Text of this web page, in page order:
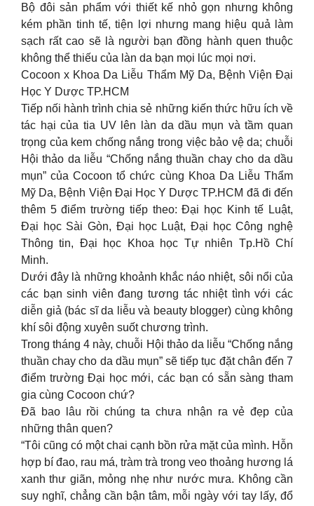
Bộ đôi sản phẩm với thiết kế nhỏ gọn nhưng không
kém phần tinh tế, tiện lợi nhưng mang hiệu quả làm
sạch rất cao sẽ là người bạn đồng hành quen thuộc
không thể thiếu của làn da bạn mọi lúc mọi nơi.
Cocoon x Khoa Da Liễu Thẩm Mỹ Da, Bệnh Viện Đại
Học Y Dược TP.HCM
Tiếp nối hành trình chia sẻ những kiến thức hữu ích về
tác hại của tia UV lên làn da dầu mụn và tầm quan
trọng của kem chống nắng trong việc bảo vệ da; chuỗi
Hội thảo da liễu “Chống nắng thuần chay cho da dầu
mụn” của Cocoon tổ chức cùng Khoa Da Liễu Thẩm
Mỹ Da, Bệnh Viện Đại Học Y Dược TP.HCM đã đi đến
thêm 5 điểm trường tiếp theo: Đại học Kinh tế Luật,
Đại học Sài Gòn, Đại học Luật, Đại học Công nghệ
Thông tin, Đại học Khoa học Tự nhiên Tp.Hồ Chí
Minh.
Dưới đây là những khoảnh khắc náo nhiệt, sôi nổi của
các bạn sinh viên đang tương tác nhiệt tình với các
diễn giả (bác sĩ da liễu và beauty blogger) cùng không
khí sôi động xuyên suốt chương trình.
Trong tháng 4 này, chuỗi Hội thảo da liễu “Chống nắng
thuần chay cho da dầu mụn” sẽ tiếp tục đặt chân đến 7
điểm trường Đại học mới, các bạn có sẵn sàng tham
gia cùng Cocoon chứ?
Đã bao lâu rồi chúng ta chưa nhận ra vẻ đẹp của
những thân quen?
“Tôi cũng có một chai cạnh bồn rửa mặt của mình. Hỗn
hợp bí đao, rau má, tràm trà trong veo thoảng hương lá
xanh thư giãn, mỏng nhẹ như nước mưa. Không cần
suy nghĩ, chẳng cần bận tâm, mỗi ngày với tay lấy, đổ